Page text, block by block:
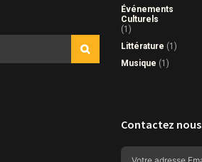
Événements
Culturels
(1)
Littérature (1)
Musique (1)
Contactez nous